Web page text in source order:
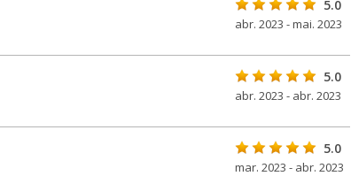
5.0
abr. 2023 - mai. 2023
5.0
abr. 2023 - abr. 2023
5.0
mar. 2023 - abr. 2023